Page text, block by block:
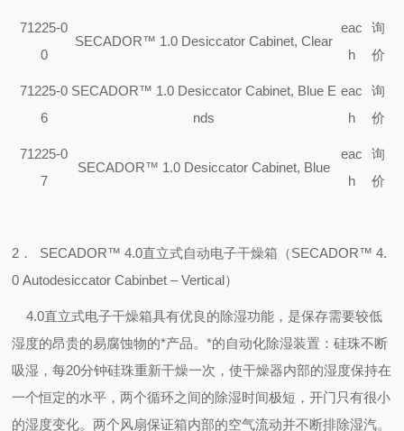
71225-0
0
SECADOR™ 1.0 Desiccator Cabinet, Clear
eac
h
询
价
71225-0
6
SECADOR™ 1.0 Desiccator Cabinet, Blue E
nds
eac
h
询
价
71225-0
7
SECADOR™ 1.0 Desiccator Cabinet, Blue
eac
h
询
价
2 ． SECADOR™ 4.0直立式自动电子干燥箱（SECADOR™ 4.
0 Autodesiccator Cabinbet – Vertical）
4.0直立式电子干燥箱具有优良的除湿功能，是保存需要较低
湿度的昂贵的易腐蚀物的*产品。*的自动化除湿装置：硅珠不断
吸湿，每20分钟硅珠重新干燥一次，使干燥器内部的湿度保持在
一个恒定的水平，两个循环之间的除湿时间极短，开门只有很小
的湿度变化。两个风扇保证箱内部的空气流动并不断排除湿汽。